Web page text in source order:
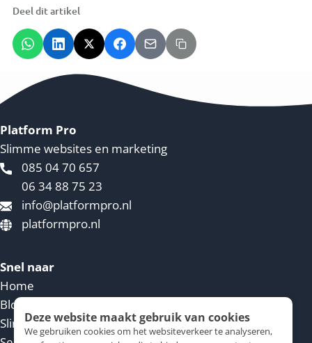
Deel dit artikel
Deze website maakt gebruik van cookies
We gebruiken cookies om het websiteverkeer te analyseren,
Platform Pro
Slimme websites en marketing
085 04 70 657
06 34 88 75 23
info@platformpro.nl
platformpro.nl
Snel naar
Home
Blog
Slimme website